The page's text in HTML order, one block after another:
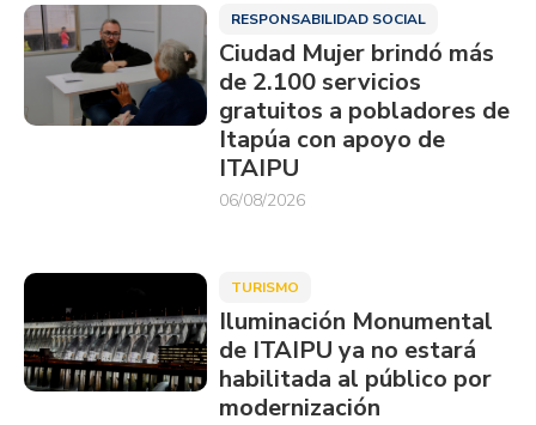
RESPONSABILIDAD SOCIAL
Ciudad Mujer brindó más
de 2.100 servicios
gratuitos a pobladores de
Itapúa con apoyo de
ITAIPU
06/08/2026
TURISMO
Iluminación Monumental
de ITAIPU ya no estará
habilitada al público por
modernización